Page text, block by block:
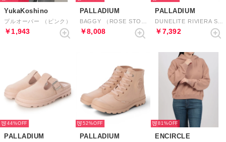
YukaKoshino
プルオーバー （ピンク）
￥1,943
PALLADIUM
￥8,008
PALLADIUM
￥7,392
44%
PALLADIUM
52%
PALLADIUM
81%
ENCIRCLE